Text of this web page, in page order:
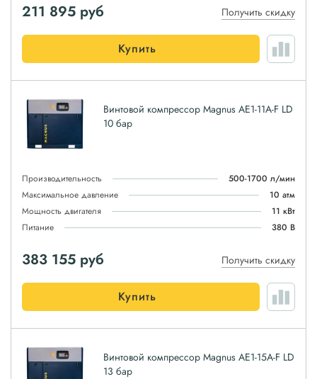
211 895 руб Получить скидку
Купить
Винтовой компрессор Magnus АЕ1-11A-F LD
10 бар
Производительность
500-1700 л/мин
Максимальное давление
10 атм
Мощность двигателя
11 кВт
Питание
380 В
383 155 руб Получить скидку
Купить
Винтовой компрессор Magnus АЕ1-15A-F LD
13 бар